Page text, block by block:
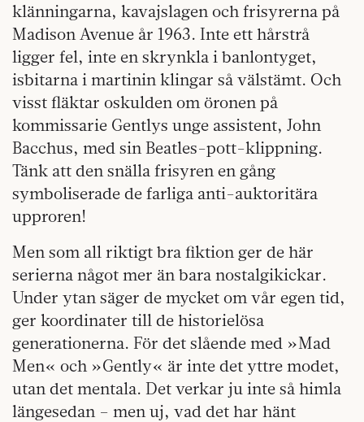
klänningarna, kavajslagen och frisyrerna på
Madison Avenue år 1963. Inte ett hårstrå
ligger fel, inte en skrynkla i banlontyget,
isbitarna i martinin klingar så välstämt. Och
visst fläktar oskulden om öronen på
kommissarie Gentlys unge assistent, John
Bacchus, med sin Beatles-pott-klippning.
Tänk att den snälla frisyren en gång
symboliserade de farliga anti-auktoritära
upproren!
Men som all riktigt bra fiktion ger de här
serierna något mer än bara nostalgikickar.
Under ytan säger de mycket om vår egen tid,
ger koordinater till de historielösa
generationerna. För det slående med »Mad
Men« och »Gently« är inte det yttre modet,
utan det mentala. Det verkar ju inte så himla
längesedan – men uj, vad det har hänt